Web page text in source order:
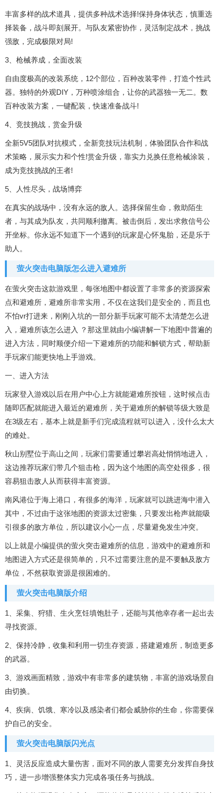
丰富多样的战术道具，提供多种战术选择!保持身体状态，慎重选
择装备，战斗即刻展开。与队友紧密协作，灵活制定战术，挑战
强敌，完成极限对局!
3、枪械养成，全面改装
自由度极高的改装系统，12个部位，百种改装零件，打造个性武
器。独特的外观DIY，万种喷涂组合，让你的武器独一无二。数
百种改装方案，一键配装，快速准备战斗!
4、竞技挑战，赏金升级
全新5V5团队对抗模式，全新竞技玩法机制，体验团队合作和战
术策略，展示实力和个性!赏金升级，靠实力兑换任意枪械涂装，
成为竞技挑战的王者!
5、人性尽头，战场博弈
在真实的战场中，没有永远的敌人。选择保留生命，救助陌生
者，与其成为队友，共同顺利撤离。被击倒后，发出求救信号公
开坐标。你永远不知道下一个遇到的玩家是心怀鬼胎，还是乐于
助人。
萤火突击电脑版怎么进入避难所
在萤火突击这款游戏里，每张地图中都设置了非常多的资源探索
点和避难所，避难所非常实用，不仅在这我们是安全的，而且也
不怕vr打进来，刚刚入坑的一部分新手玩家可能不太清楚怎么进
入，避难所该怎么进入 ？那这里就由小编讲解一下地图中普遍的
进入方法，同时顺便介绍一下避难所的功能和解锁方式，帮助新
手玩家们能更快地上手游戏。
一、进入方法
玩家登入游戏以后在用户中心上方就能避难所按钮，这时候点击
随即匹配就能进入最近的避难所，关于避难所的解锁等级大致是
在3级左右，基本上就是新手们完成流程就可以进入，没什么太大
的难处。
秋山别墅位于高山之间，玩家们需要通过攀岩高处悄悄地进入，
这边推荐玩家们带几个狙击枪，因为这个地图的高空处很多，很
容易狙击敌人从而获得丰富资源。
南风港位于海上港口，有很多的海洋，玩家就可以跳进海中潜入
其中，不过由于这张地图的资源太过密集，只要发出枪声就能吸
引很多的敌方单位，所以建议小心一点，尽量避免发生冲突。
以上就是小编提供的萤火突击避难所的信息，游戏中的避难所和
地图进入方式还是很简单的，只不过需要注意的是不要触及敌方
单位，不然获取资源是很困难的。
萤火突击电脑版介绍
1、采集、狩猎、生火烹饪填饱肚子，还能与其他幸存者一起出去
寻找资源。
2、保持冷静，收集和利用一切生存资源，搭建避难所，制造更多
的武器。
3、游戏画面精致，游戏中有非常多的建筑物，丰富的游戏场景自
由切换。
4、疾病、饥饿、寒冷以及感染者们都会威胁你的生命，你需要保
护自己的安全。
萤火突击电脑版闪光点
1、灵活反应造成大量伤害，面对不同的敌人需要充分发挥自身技
巧，进一步增强整体实力完成各项任务与挑战。